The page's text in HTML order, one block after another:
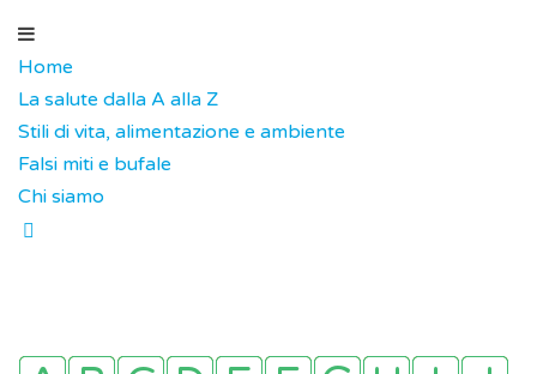
Home
La salute dalla A alla Z
Stili di vita, alimentazione e ambiente
Falsi miti e bufale
Chi siamo